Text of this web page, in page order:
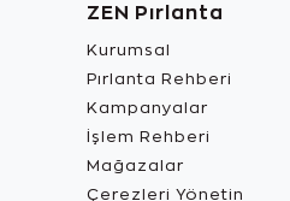
ZEN Pırlanta
Kurumsal
Pırlanta Rehberi
Kampanyalar
İşlem Rehberi
Mağazalar
Çerezleri Yönetin